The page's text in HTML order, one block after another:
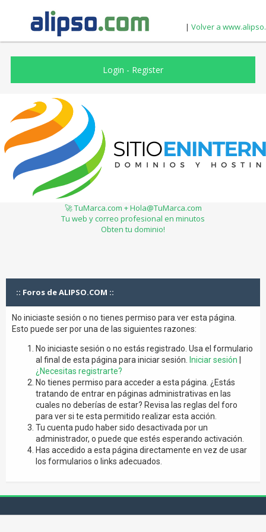
| Volver a
Login - Register
🚀 TuMarca.com + Hola@TuMarca.com
Tu web y correo profesional en minutos
Obten tu dominio!
:: Foros de ALIPSO.COM ::
No iniciaste sesión o no tienes permiso para ver esta página.
Esto puede ser por una de las siguientes razones:
No iniciaste sesión o no estás registrado. Usa el formulario
al final de esta página para iniciar sesión.
Iniciar sesión
¿Necesitas registrarte?
No tienes permiso para acceder a esta página. ¿Estás
tratando de entrar en páginas administrativas en las
cuales no deberías de estar? Revisa las reglas del foro
para ver si te esta permitido realizar esta acción.
Tu cuenta pudo haber sido desactivada por un
administrador, o puede que estés esperando activación.
Has accedido a esta página directamente en vez de usar
los formularios o links adecuados.